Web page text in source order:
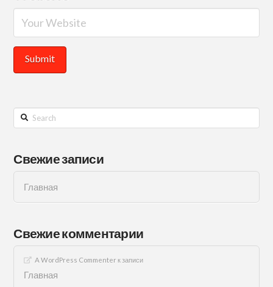
Search
Свежие записи
Главная
Свежие комментарии
A WordPress Commenterк записи
Главная